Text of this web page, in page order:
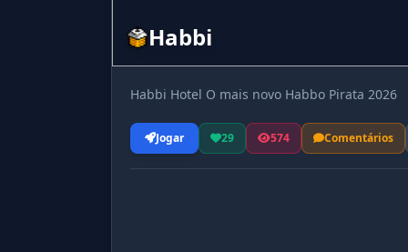
Habbi
Habbi Hotel O mais novo Habbo Pirata 2026
Jogar 29 574 Comentários